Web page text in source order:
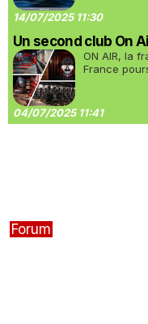
14/07/2025 11:30
Un second club On
ON AIR, la
France
04/07/2025 11:41
Forum